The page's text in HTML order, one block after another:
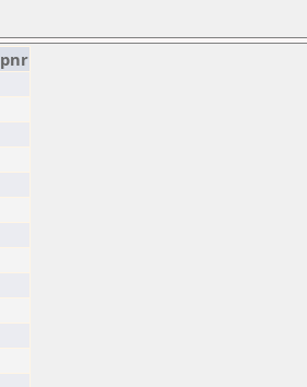
pnr